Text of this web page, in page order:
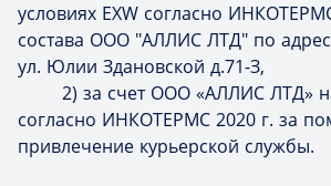
условиях EXW согласно
состава ООО "АЛЛИС ЛТД" по
ул. Юлии Здановской д.71-З,
2) за счет ООО «АЛЛИС ЛТД» на
согласно ИНКОТЕРМС 2020 г. за
привлечение курьерской службы.